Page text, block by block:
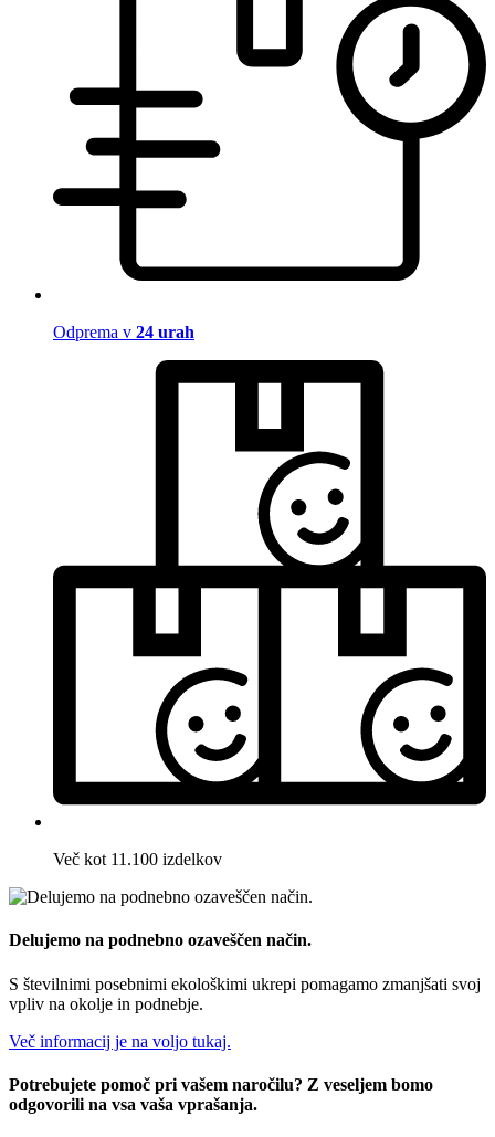
Odprema v 24 urah
Več kot 11.100 izdelkov
Delujemo na podnebno ozaveščen način.
S številnimi posebnimi ekološkimi ukrepi pomagamo zmanjšati svoj
vpliv na okolje in podnebje.
Več informacij je na voljo tukaj.
Potrebujete pomoč pri vašem naročilu? Z veseljem bomo
odgovorili na vsa vaša vprašanja.